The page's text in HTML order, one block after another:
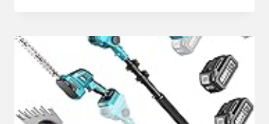
6
MINI
KETTENSÄGE
MIT